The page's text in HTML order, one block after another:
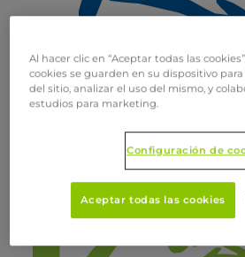
Al hacer clic en “Aceptar todas las
cookies se guarden en su dispositivo
del sitio, analizar el uso del mismo, y
estudios para marketing.
Configuración de
Aceptar todas las cookies